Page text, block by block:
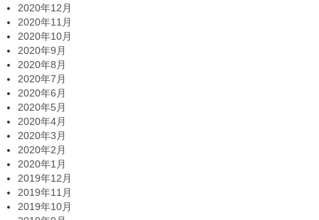
2020年12月
2020年11月
2020年10月
2020年9月
2020年8月
2020年7月
2020年6月
2020年5月
2020年4月
2020年3月
2020年2月
2020年1月
2019年12月
2019年11月
2019年10月